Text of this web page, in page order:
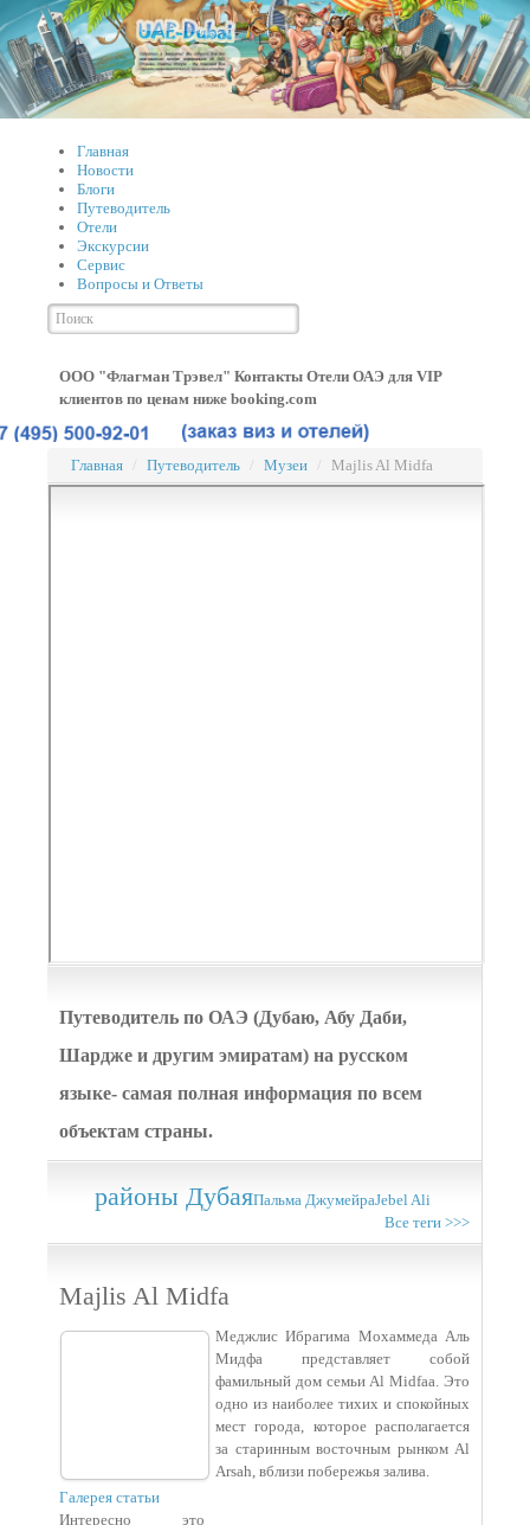
Главная
Новости
Блоги
Путеводитель
Отели
Экскурсии
Сервис
Вопросы и Ответы
ООО "Флагман Трэвел" Контакты Отели ОАЭ для VIP
клиентов по ценам ниже booking.com
Главная / Путеводитель / Музеи / Majlis Al Midfa
Путеводитель по ОАЭ (Дубаю, Абу Даби,
Шардже и другим эмиратам) на русском
языке- самая полная информация по всем
объектам страны.
районы ДубаяПальма ДжумейраJebel Ali
Все теги >>>
Majlis Al Midfa
Галерея статьи
Меджлис Ибрагима Мохаммеда Аль
Мидфа представляет собой
фамильный дом семьи Al Midfaa. Это
одно из наиболее тихих и спокойных
мест города, которое располагается
за старинным восточным рынком Al
Arsah, вблизи побережья залива.
Интересно это